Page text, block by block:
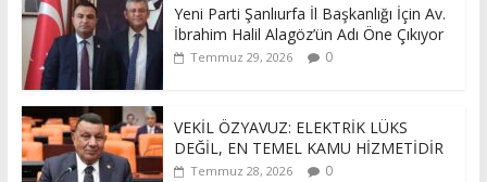
Yeni Parti Şanlıurfa İl Başkanlığı İçin Av.
İbrahim Halil Alagöz’ün Adı Öne Çıkıyor
Temmuz 29, 2026 0
VEKİL ÖZYAVUZ: ELEKTRİK LÜKS
DEĞİL, EN TEMEL KAMU HİZMETİDİR
Temmuz 28, 2026 0